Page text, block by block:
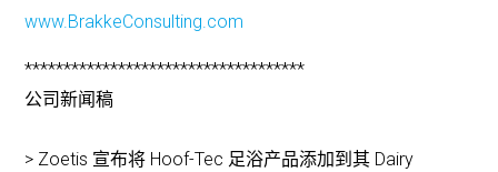
www.BrakkeConsulting.com
************************************
公司新闻稿
> Zoetis 宣布将 Hoof-Tec 足浴产品添加到其 Dairy